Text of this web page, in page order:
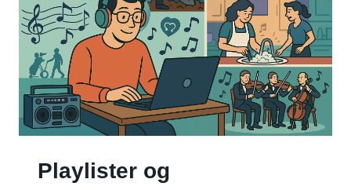
Playlister og